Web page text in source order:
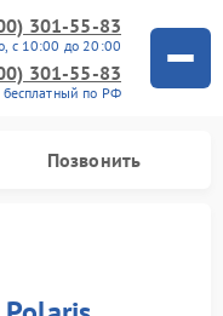
301-55-83
с 10:00 до 20:00
301-55-83
бесплатный по РФ
Позвонить